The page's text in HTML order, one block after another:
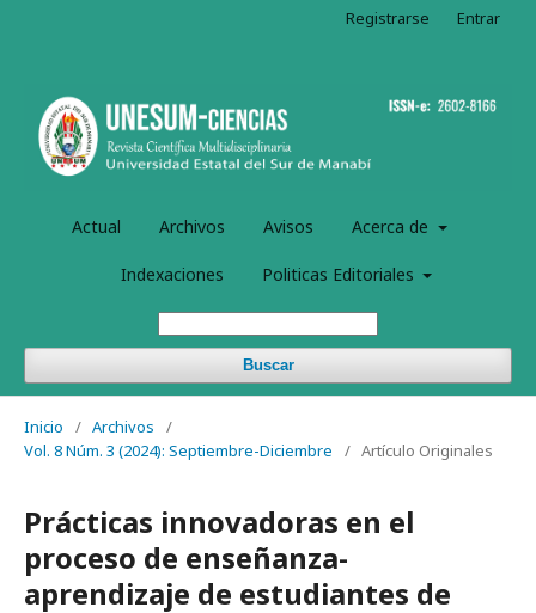
Actual Archivos Avisos Acerca de
Indexaciones Politicas Editoriales
Buscar
Registrarse Entrar
Inicio / Archivos
/
Vol. 8 Núm. 3 (2024): Septiembre-Diciembre
/ Artículo Originales
Prácticas innovadoras en el
proceso de enseñanza-
aprendizaje de estudiantes de